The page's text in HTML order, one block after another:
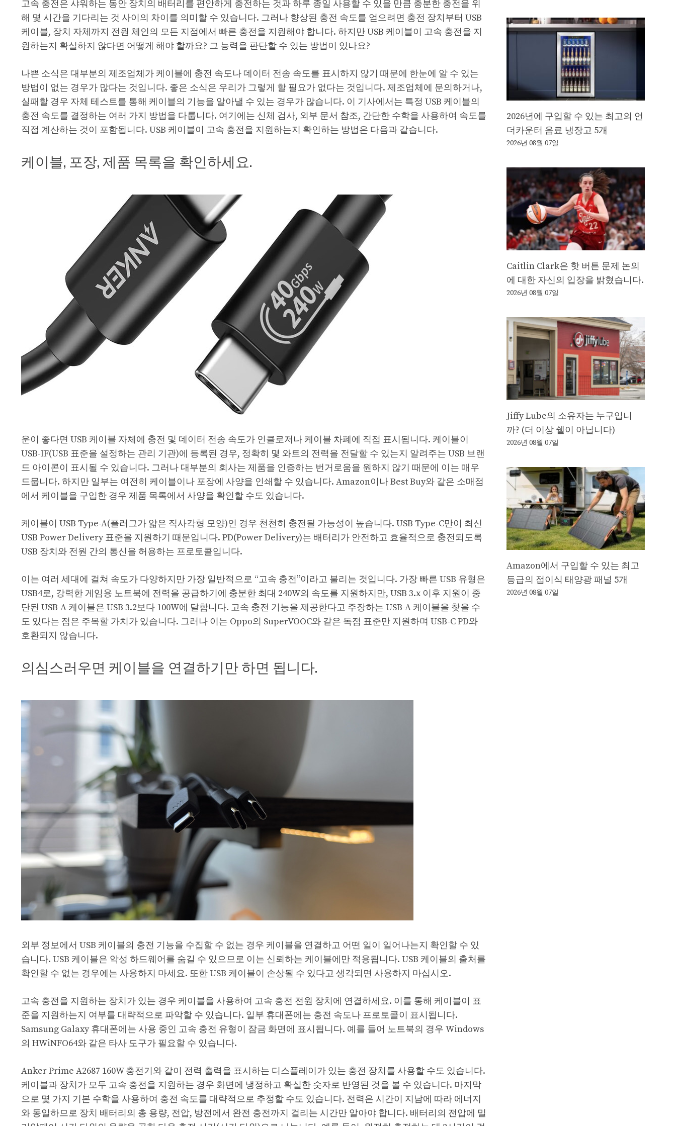
고속 충전은 샤워하는 동안 장치의 배터리를 편안하게 충전하는 것과 하루 종일 사용할 수 있을 만큼 충분한 충전을 위
해 몇 시간을 기다리는 것 사이의 차이를 의미할 수 있습니다. 그러나 향상된 충전 속도를 얻으려면 충전 장치부터 USB
케이블, 장치 자체까지 전원 체인의 모든 지점에서 빠른 충전을 지원해야 합니다. 하지만 USB 케이블이 고속 충전을 지
원하는지 확실하지 않다면 어떻게 해야 할까요? 그 능력을 판단할 수 있는 방법이 있나요?
나쁜 소식은 대부분의 제조업체가 케이블에 충전 속도나 데이터 전송 속도를 표시하지 않기 때문에 한눈에 알 수 있는
방법이 없는 경우가 많다는 것입니다. 좋은 소식은 우리가 그렇게 할 필요가 없다는 것입니다. 제조업체에 문의하거나,
실패할 경우 자체 테스트를 통해 케이블의 기능을 알아낼 수 있는 경우가 많습니다. 이 기사에서는 특정 USB 케이블의
충전 속도를 결정하는 여러 가지 방법을 다룹니다. 여기에는 신체 검사, 외부 문서 참조, 간단한 수학을 사용하여 속도를
직접 계산하는 것이 포함됩니다. USB 케이블이 고속 충전을 지원하는지 확인하는 방법은 다음과 같습니다.
케이블, 포장, 제품 목록을 확인하세요.
운이 좋다면 USB 케이블 자체에 충전 및 데이터 전송 속도가 인클로저나 케이블 차폐에 직접 표시됩니다. 케이블이
USB-IF(USB 표준을 설정하는 관리 기관)에 등록된 경우, 정확히 몇 와트의 전력을 전달할 수 있는지 알려주는 USB 브랜
드 아이콘이 표시될 수 있습니다. 그러나 대부분의 회사는 제품을 인증하는 번거로움을 원하지 않기 때문에 이는 매우
드뭅니다. 하지만 일부는 여전히 케이블이나 포장에 사양을 인쇄할 수 있습니다. Amazon이나 Best Buy와 같은 소매점
에서 케이블을 구입한 경우 제품 목록에서 사양을 확인할 수도 있습니다.
케이블이 USB Type-A(플러그가 얇은 직사각형 모양)인 경우 천천히 충전될 가능성이 높습니다. USB Type-C만이 최신
USB Power Delivery 표준을 지원하기 때문입니다. PD(Power Delivery)는 배터리가 안전하고 효율적으로 충전되도록
USB 장치와 전원 간의 통신을 허용하는 프로토콜입니다.
이는 여러 세대에 걸쳐 속도가 다양하지만 가장 일반적으로 “고속 충전”이라고 불리는 것입니다. 가장 빠른 USB 유형은
USB4로, 강력한 게임용 노트북에 전력을 공급하기에 충분한 최대 240W의 속도를 지원하지만, USB 3.x 이후 지원이 중
단된 USB-A 케이블은 USB 3.2보다 100W에 달합니다. 고속 충전 기능을 제공한다고 주장하는 USB-A 케이블을 찾을 수
도 있다는 점은 주목할 가치가 있습니다. 그러나 이는 Oppo의 SuperVOOC와 같은 독점 표준만 지원하며 USB-C PD와
호환되지 않습니다.
의심스러우면 케이블을 연결하기만 하면 됩니다.
외부 정보에서 USB 케이블의 충전 기능을 수집할 수 없는 경우 케이블을 연결하고 어떤 일이 일어나는지 확인할 수 있
습니다. USB 케이블은 악성 하드웨어를 숨길 수 있으므로 이는 신뢰하는 케이블에만 적용됩니다. USB 케이블의 출처를
확인할 수 없는 경우에는 사용하지 마세요. 또한 USB 케이블이 손상될 수 있다고 생각되면 사용하지 마십시오.
고속 충전을 지원하는 장치가 있는 경우 케이블을 사용하여 고속 충전 전원 장치에 연결하세요. 이를 통해 케이블이 표
준을 지원하는지 여부를 대략적으로 파악할 수 있습니다. 일부 휴대폰에는 충전 속도나 프로토콜이 표시됩니다.
Samsung Galaxy 휴대폰에는 사용 중인 고속 충전 유형이 잠금 화면에 표시됩니다. 예를 들어 노트북의 경우 Windows
의 HWiNFO64와 같은 타사 도구가 필요할 수 있습니다.
Anker Prime A2687 160W 충전기와 같이 전력 출력을 표시하는 디스플레이가 있는 충전 장치를 사용할 수도 있습니다.
케이블과 장치가 모두 고속 충전을 지원하는 경우 화면에 냉정하고 확실한 숫자로 반영된 것을 볼 수 있습니다. 마지막
으로 몇 가지 기본 수학을 사용하여 충전 속도를 대략적으로 추정할 수도 있습니다. 전력은 시간이 지남에 따라 에너지
와 동일하므로 장치 배터리의 총 용량, 전압, 방전에서 완전 충전까지 걸리는 시간만 알아야 합니다. 배터리의 전압에 밀
2026년에 구입할 수 있는 최고의 언
더카운터 음료 냉장고 5개
2026년 08월 07일
Caitlin Clark은 핫 버튼 문제 논의
에 대한 자신의 입장을 밝혔습니다.
2026년 08월 07일
Jiffy Lube의 소유자는 누구입니
까? (더 이상 쉘이 아닙니다)
2026년 08월 07일
Amazon에서 구입할 수 있는 최고
등급의 접이식 태양광 패널 5개
2026년 08월 07일